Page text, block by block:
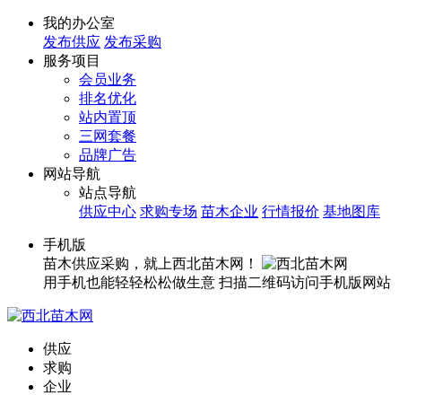
我的办公室
发布供应 发布采购
服务项目
会员业务
排名优化
站内置顶
三网套餐
品牌广告
网站导航
站点导航
供应中心 求购专场 苗木企业 行情报价 基地图库
手机版
苗木供应采购，就上西北苗木网！
用手机也能轻轻松松做生意 扫描二维码访问手机版网站
供应
求购
企业